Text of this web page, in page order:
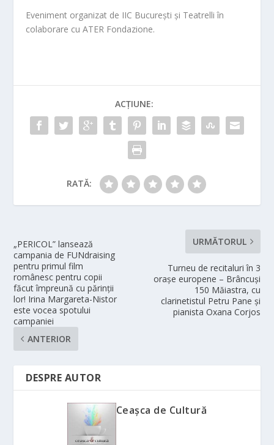
Eveniment organizat de IIC București și Teatrelli în
colaborare cu ATER Fondazione.
ACȚIUNE:
RATĂ:
„PERICOL” lansează
campania de FUNdraising
pentru primul film
românesc pentru copii
făcut împreună cu părinții
lor! Irina Margareta-Nistor
este vocea spotului
campaniei
ANTERIOR
URMĂTORUL
Turneu de recitaluri în 3
oraşe europene – Brâncuşi
150 Măiastra, cu
clarinetistul Petru Pane şi
pianista Oxana Corjos
DESPRE AUTOR
Ceașca de Cultură